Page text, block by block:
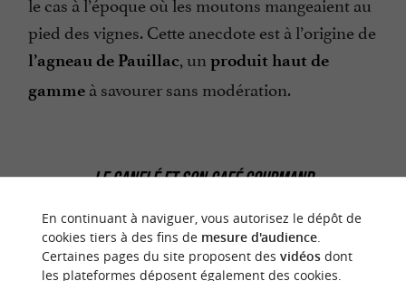
pied des vignes. Cette anecdote est à l’origine de
l’agneau de Pauillac , un produit haut de
gamme à savourer sans modération.
LE CANELÉ ET SON CAFÉ GOURMAND
Qui ne connaît pas lefameux canelé bordelais
En continuant à naviguer, vous autorisez le dépôt de
cookies tiers à des fins de mesure d'audience.
Certaines pages du site proposent des vidéosdont
les plateformes déposent également des cookies.